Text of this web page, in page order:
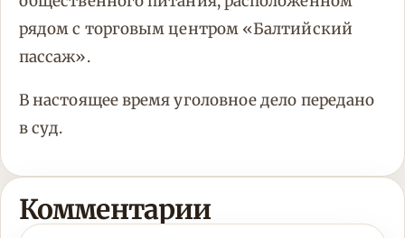
рядом с торговым центром «Балтийский
пассаж».
В настоящее время уголовное дело передано
в суд.
Комментарии